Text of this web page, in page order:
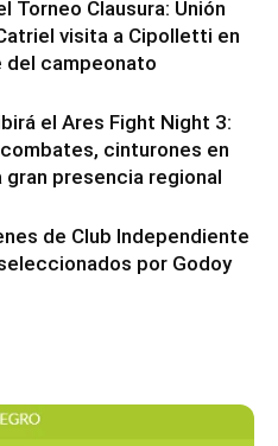
Torneo Clausura: Unión
visita a Cipolletti en
del campeonato
el Ares Fight Night 3:
cinturones en
gran presencia regional
de Club Independiente
por Godoy